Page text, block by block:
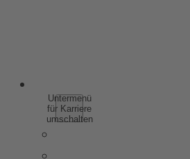
Untermenü
für Karriere
umschalten